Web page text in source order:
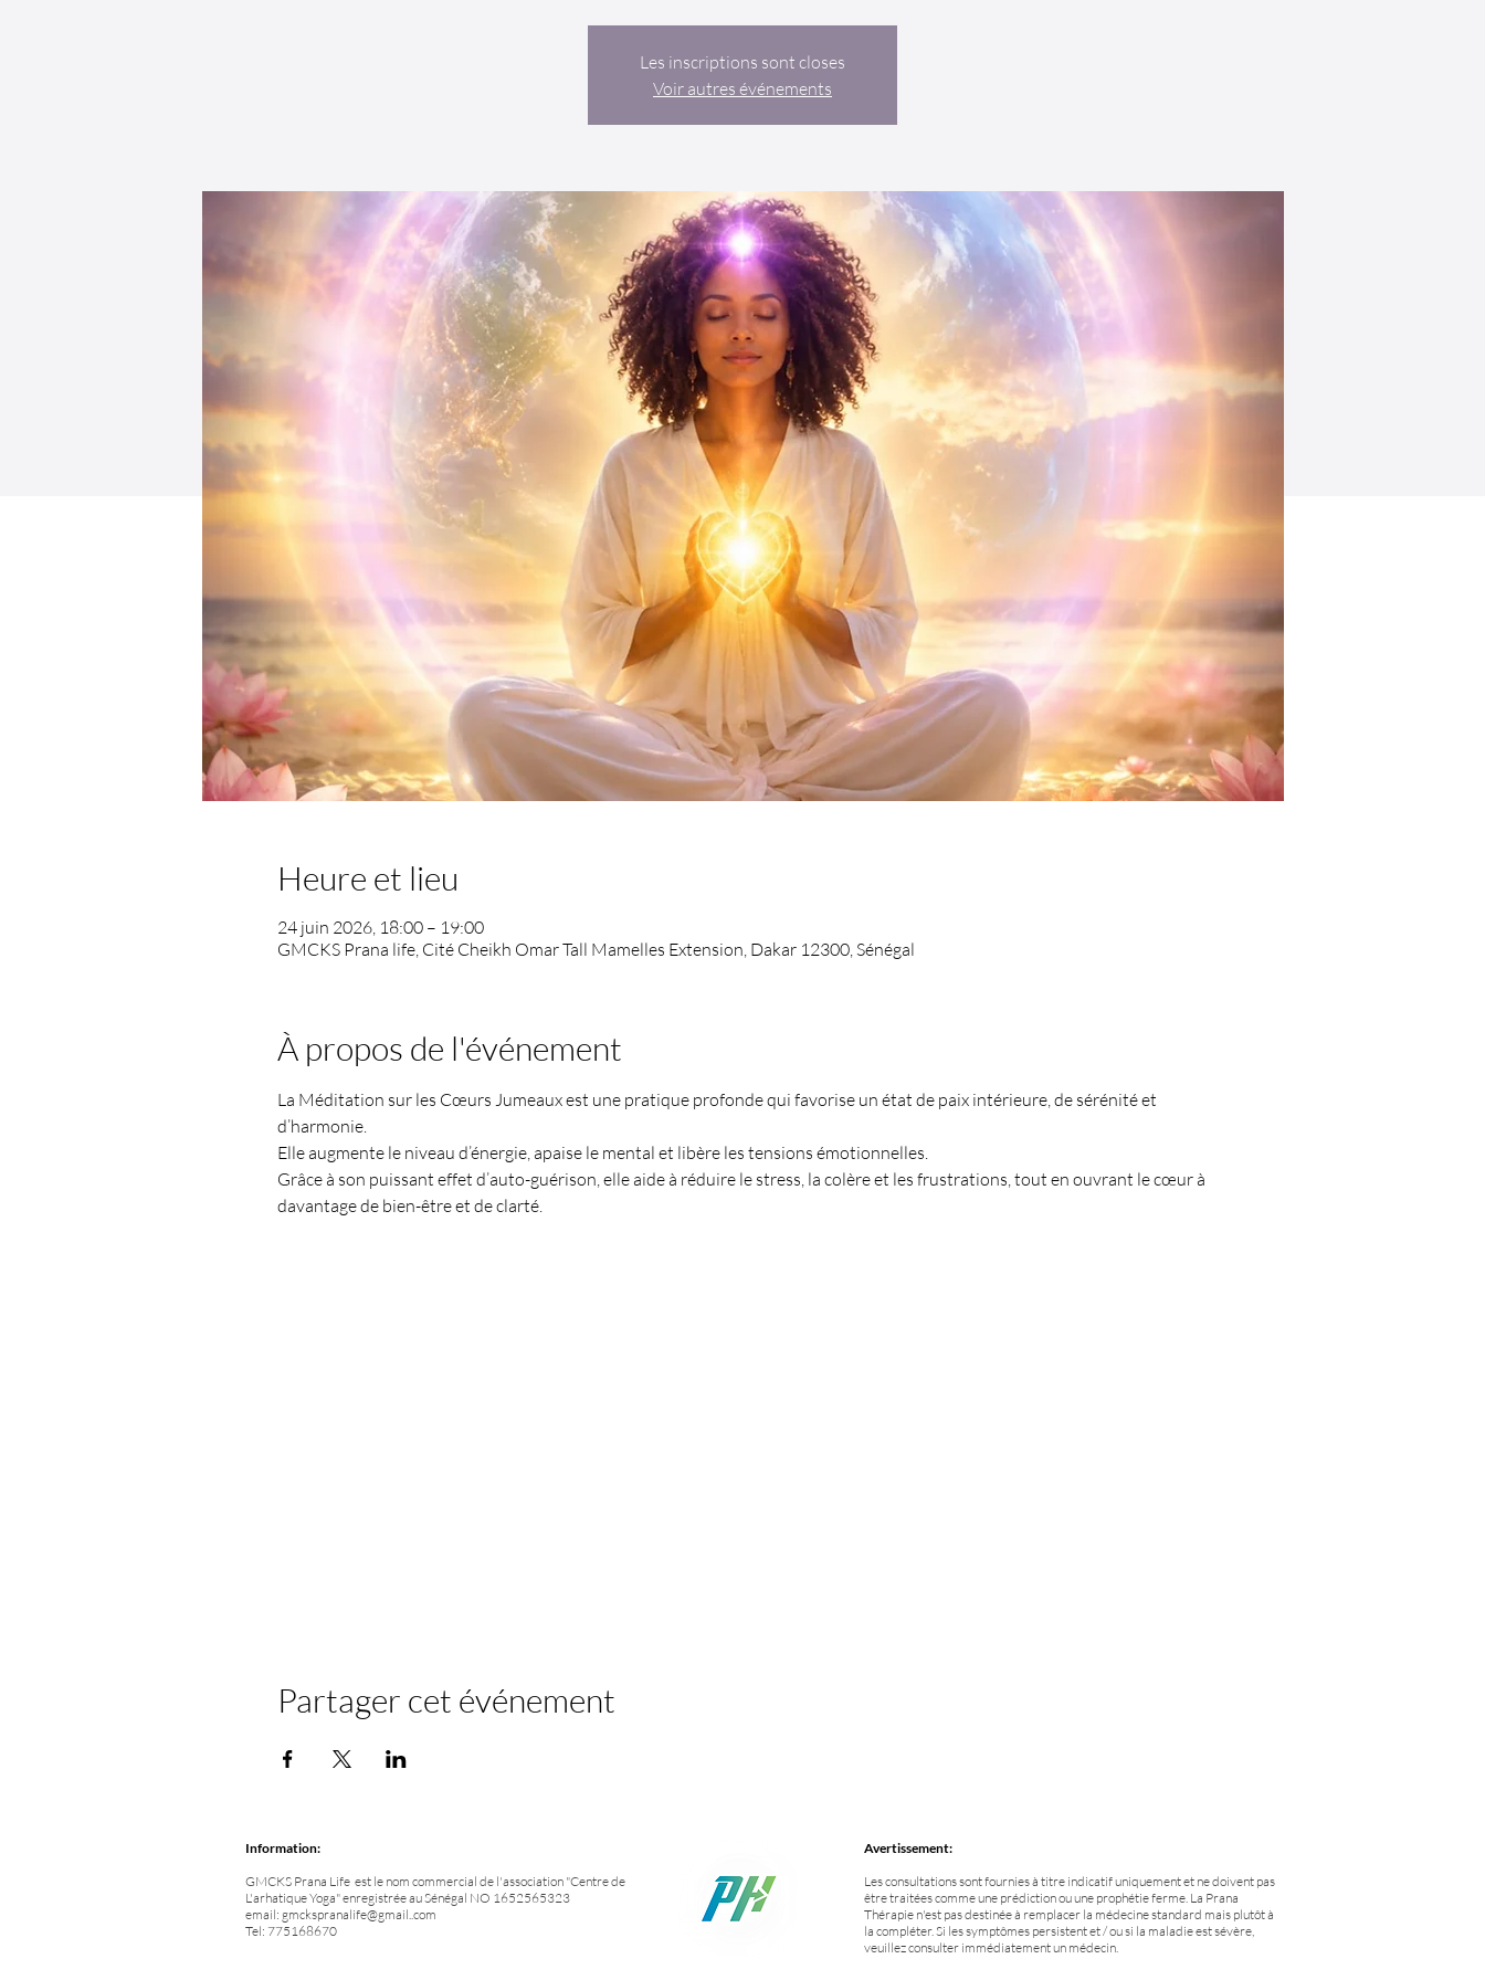
Les inscriptions sont closes
Voir autres événements
Heure et lieu
24 juin 2026, 18:00 – 19:00
GMCKS Prana life, Cité Cheikh Omar Tall Mamelles Extension, Dakar 12300, Sénégal
À propos de l'événement
La Méditation sur les Cœurs Jumeaux est une pratique profonde qui favorise un état de paix intérieure, de sérénité et
d’harmonie.
Elle augmente le niveau d’énergie, apaise le mental et libère les tensions émotionnelles.
Grâce à son puissant effet d’auto-guérison, elle aide à réduire le stress, la colère et les frustrations, tout en ouvrant le cœur à
davantage de bien-être et de clarté.
Partager cet événement
Information:
GMCKS Prana Life est le nom commercial de l'association "Centre de
L'arhatique Yoga" enregistrée au Sénégal NO 1652565323
email: gmckspranalife@gmail..com
Tel: 775168670
Avertissement:
Les consultations sont fournies à titre indicatif uniquement et ne doivent pas
être traitées comme une prédiction ou une prophétie ferme. La Prana
Thérapie n'est pas destinée à remplacer la médecine standard mais plutôt à
la compléter. Si les symptômes persistent et / ou si la maladie est sévère,
veuillez consulter immédiatement un médecin.